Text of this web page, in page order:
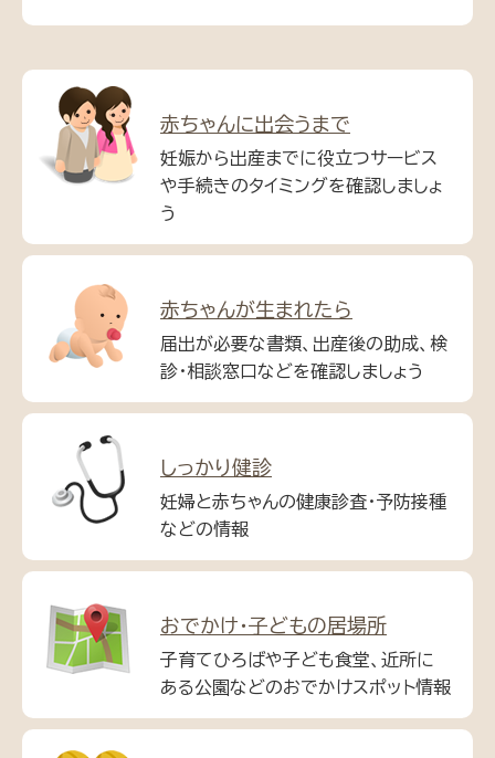
赤ちゃんに出会うまで
妊娠から出産までに役立つサービス
や手続きのタイミングを確認しましょ
う
赤ちゃんが生まれたら
届出が必要な書類、出産後の助成、検
診・相談窓口などを確認しましょう
しっかり健診
妊婦と赤ちゃんの健康診査・予防接種
などの情報
おでかけ・子どもの居場所
子育てひろばや子ども食堂、近所に
ある公園などのおでかけスポット情報